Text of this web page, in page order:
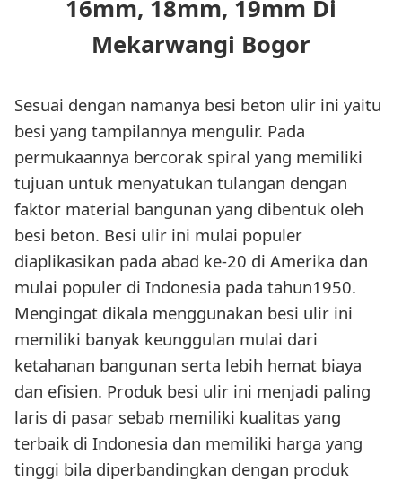
16mm, 18mm, 19mm Di
Mekarwangi Bogor
Sesuai dengan namanya besi beton ulir ini yaitu
besi yang tampilannya mengulir. Pada
permukaannya bercorak spiral yang memiliki
tujuan untuk menyatukan tulangan dengan
faktor material bangunan yang dibentuk oleh
besi beton. Besi ulir ini mulai populer
diaplikasikan pada abad ke-20 di Amerika dan
mulai populer di Indonesia pada tahun1950.
Mengingat dikala menggunakan besi ulir ini
memiliki banyak keunggulan mulai dari
ketahanan bangunan serta lebih hemat biaya
dan efisien. Produk besi ulir ini menjadi paling
laris di pasar sebab memiliki kualitas yang
terbaik di Indonesia dan memiliki harga yang
tinggi bila diperbandingkan dengan produk